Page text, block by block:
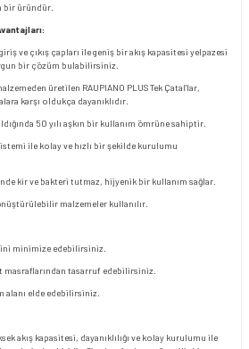
bir üründür.
ve çıkış çapları ile geniş bir akış kapasitesi yelpazesi
bir çözüm bulabilirsiniz.
üretilen RAUPIANO PLUS Tek Çatal'lar,
karşı oldukça dayanıklıdır.
50 yılı aşkın bir kullanım ömrüne sahiptir.
ile kolay ve hızlı bir şekilde kurulumu
kir ve bakteri tutmaz, hijyenik bir kullanım sağlar.
malzemeler kullanılır.
minimize edebilirsiniz.
masraflarından tasarruf edebilirsiniz.
alanı elde edebilirsiniz.
akış kapasitesi, dayanıklılığı ve kolay kurulumu ile